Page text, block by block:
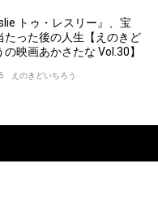
トゥ・レスリー』、宝
たった後の人生【えのきど
の映画あかさたな Vol.30】
えのきどいちろう